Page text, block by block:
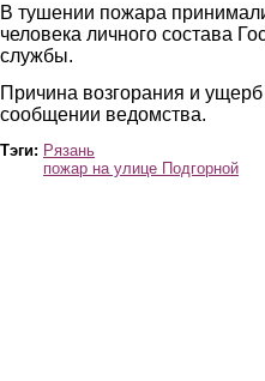
В тушении пожара
человека личного состава
службы.
Причина возгорания и
сообщении ведомства.
Тэги: Рязань
пожар на улице Подгорной